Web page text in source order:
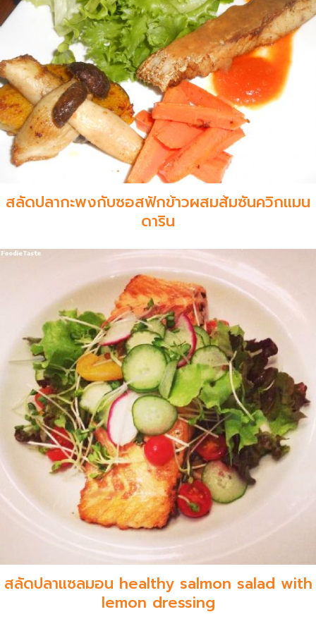
สลัดปลากะพงกับซอสฟักข้าวผสมส้มซันควิกแมน
ดาริน
สลัดปลาแซลมอน healthy salmon salad with
lemon dressing